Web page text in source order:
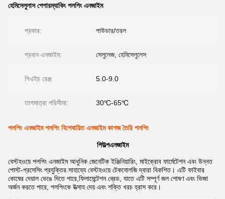
হেমিসেলুলাস পেপারম্যাকিং পলপিং এনজাইম
প্রকার: পাউডার/তরল
প্রধান এনজাইম: সেলুলেজ, হেমিসেলুলেস
পিএইচ রেঞ্জ: 5.0-9.0
তাপমাত্রা পরিসীমা: 30℃-65℃
পলপিং এনজাইম পলপিং বিশেষায়িত এনজাইম কাগজ তৈরি পলপিং
পিউল্পএনজাইম
বেস্টহওয়ে পলপিং এনজাইম আধুনিক জেনেটিক ইঞ্জিনিয়ারিং, মাইক্রোব ফার্মেটেশন এবং উন্নত
পোস্ট-প্রসেসিং প্রযুক্তির সাহায্যে বেস্টহওয়ে টেকনোলজি দ্বারা বিকশিত। এটি ফাইবার
কোষের দেয়াল ভেঙে দিতে পারে,ফিলামেন্টেশন ব্রেড, যাতে এটি সম্পূর্ণ জল শোষণ এবং ভিজা
অর্জন করতে পারে, পলপিংকে উত্সাহ দেয় এবং শক্তি খরচ হ্রাস করে।